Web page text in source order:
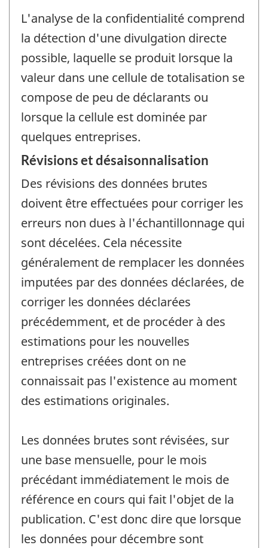
L'analyse de la confidentialité comprend
la détection d'une divulgation directe
possible, laquelle se produit lorsque la
valeur dans une cellule de totalisation se
compose de peu de déclarants ou
lorsque la cellule est dominée par
quelques entreprises.
Révisions et désaisonnalisation
Des révisions des données brutes
doivent être effectuées pour corriger les
erreurs non dues à l'échantillonnage qui
sont décelées. Cela nécessite
généralement de remplacer les données
imputées par des données déclarées, de
corriger les données déclarées
précédemment, et de procéder à des
estimations pour les nouvelles
entreprises créées dont on ne
connaissait pas l'existence au moment
des estimations originales.
Les données brutes sont révisées, sur
une base mensuelle, pour le mois
précédant immédiatement le mois de
référence en cours qui fait l'objet de la
publication. C'est donc dire que lorsque
les données pour décembre sont